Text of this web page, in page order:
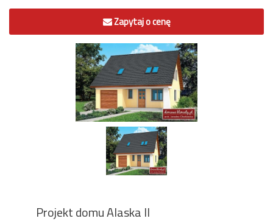
Zapytaj o cenę
Projekt domu Alaska II